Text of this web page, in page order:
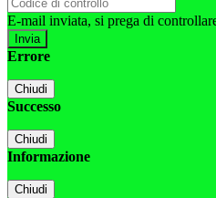
E-mail inviata, si prega di
Errore
Chiudi
Successo
Chiudi
Informazione
Chiudi